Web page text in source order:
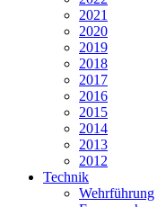
2021
2020
2019
2018
2017
2016
2015
2014
2013
2012
Technik
Wehrführung